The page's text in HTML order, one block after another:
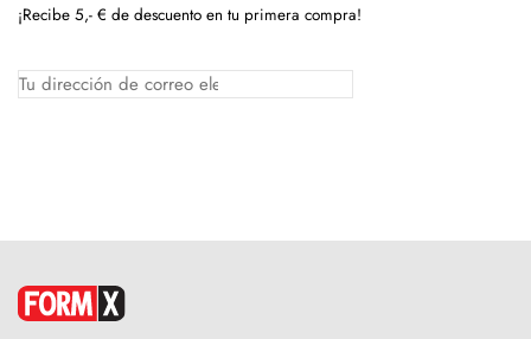
¡Recibe 5,- € de descuento en tu primera compra!